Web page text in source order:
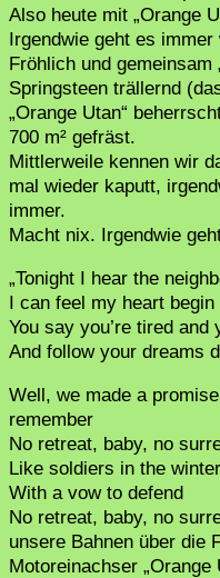
Also heute mit „Orange
Irgendwie geht es immer
Fröhlich und gemeinsam
Springsteen trällernd
„Orange Utan“
700 m² gefräst.
Mittlerweile kennen wir
mal wieder kaputt,
immer.
Macht nix. Irgendwie
„Tonight I hear the
I can feel my heart begin
You say you’re tired
And follow your dreams
Well, we made a
remember
No retreat, baby, no
Like soldiers in the
With a vow to defend
No retreat, baby, no
unsere Bahnen über die
Motoreinachser „Orange